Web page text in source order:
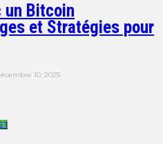
un Bitcoin
et Stratégies pour
10, 2025
1